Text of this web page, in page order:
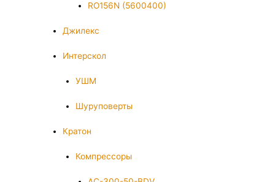
RO156N (5600400)
Джилекс
Интерскол
УШМ
Шуруповерты
Кратон
Компрессоры